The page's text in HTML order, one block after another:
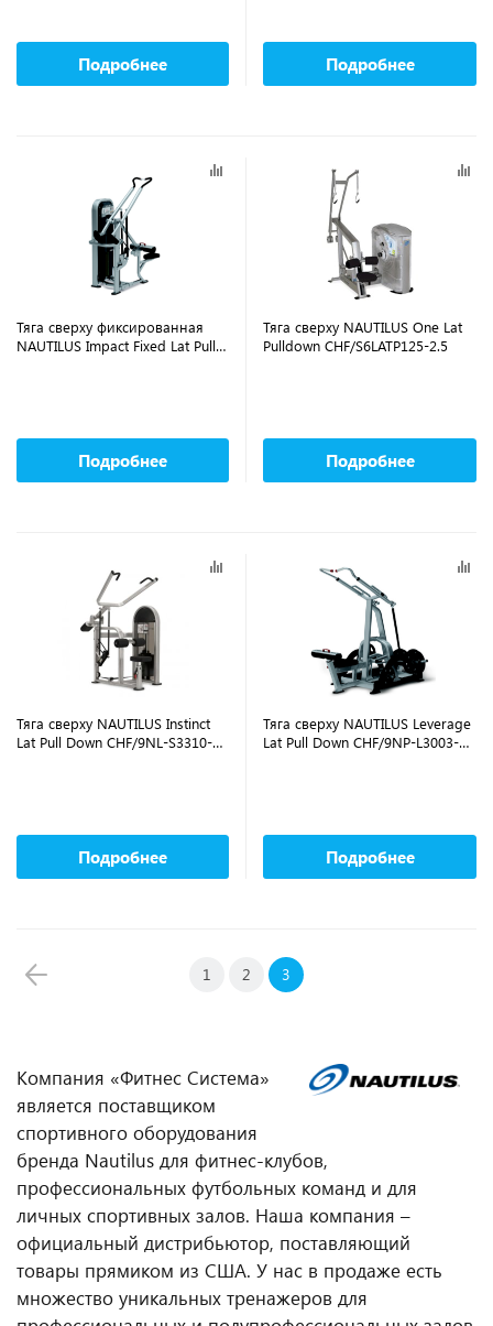
Компания «Фитнес Система»
является поставщиком
спортивного оборудования
бренда Nautilus для фитнес-клубов,
профессиональных футбольных команд и для
личных спортивных залов. Наша компания –
официальный дистрибьютор, поставляющий
товары прямиком из США. У нас в продаже есть
множество уникальных тренажеров для
Подробнее Подробнее
Тяга сверху фиксированная
NAUTILUS Impact Fixed Lat Pull
Подробнее
Тяга сверху NAUTILUS One Lat
Pulldown CHF/S6LATP125-2.5
Подробнее
Тяга сверху NAUTILUS Instinct
Lat Pull Down CHF/9NL-S3310-
Подробнее
Тяга сверху NAUTILUS Leverage
Lat Pull Down CHF/9NP-L3003-
Подробнее
1 2 3